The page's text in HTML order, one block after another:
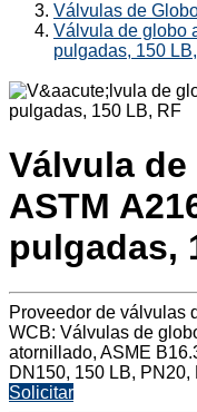
Válvulas de
Válvula de globo
pulgadas, 150
Válvula
ASTM
pulgadas,
Proveedor de válvulas
WCB: Válvulas de
atornillado, ASME
DN150, 150 LB, PN20,
Solicitar